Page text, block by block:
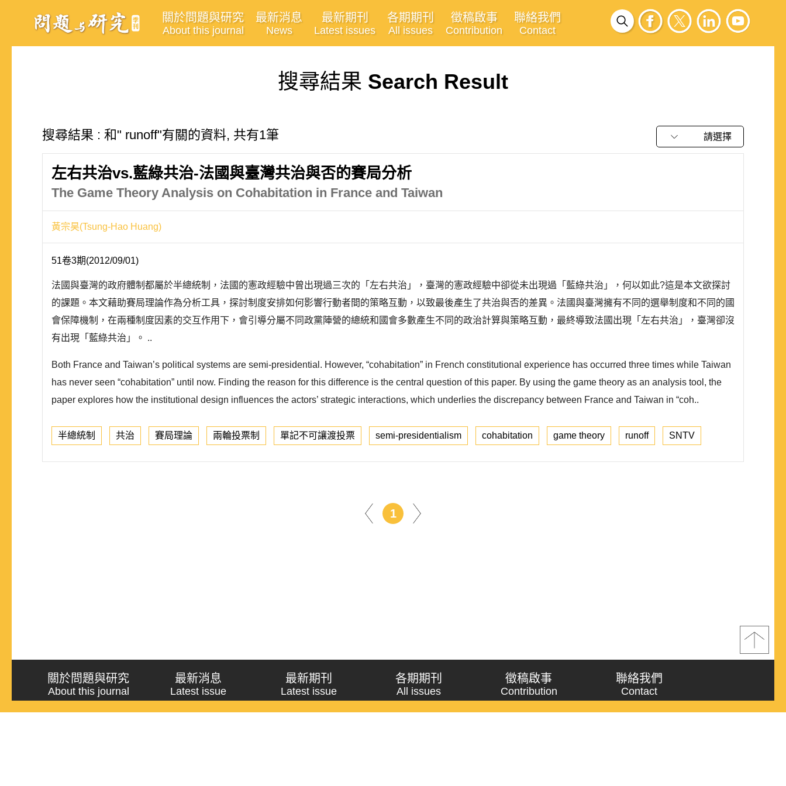
關於問題與研究
About this journal
最新消息
News
最新期刊
Latest issues
各期期刊
All issues
徵稿啟事
Contribution
聯絡我們
Contact
搜尋結果 Search Result
搜尋結果 : 和" runoff"有關的資料, 共有1筆 請選擇
左右共治vs.藍綠共治-法國與臺灣共治與否的賽局分析
The Game Theory Analysis on Cohabitation in France and Taiwan
黃宗昊(Tsung-Hao Huang)
51卷3期(2012/09/01)
法國與臺灣的政府體制都屬於半總統制，法國的憲政經驗中曾出現過三次的「左右共治」，臺灣的憲政經驗中卻從未出現過「藍綠共治」，何以如此?這是本文欲探討
的課題。本文藉助賽局理論作為分析工具，探討制度安排如何影響行動者間的策略互動，以致最後產生了共治與否的差異。法國與臺灣擁有不同的選舉制度和不同的國
會保障機制，在兩種制度因素的交互作用下，會引導分屬不同政黨陣營的總統和國會多數產生不同的政治計算與策略互動，最終導致法國出現「左右共治」，臺灣卻沒
有出現「藍綠共治」。 ..
Both France and Taiwan’s political systems are semi-presidential. However, “cohabitation” in French constitutional experience has occurred three times while Taiwan
has never seen “cohabitation” until now. Finding the reason for this difference is the central question of this paper. By using the game theory as an analysis tool, the
paper explores how the institutional design influences the actors’ strategic interactions, which underlies the discrepancy between France and Taiwan in “coh..
半總統制 共治 賽局理論 兩輪投票制 單記不可讓渡投票 semi-presidentialism cohabitation game theory runoff SNTV
1
關於問題與研究
About this journal
最新消息
Latest issue
最新期刊
Latest issue
各期期刊
All issues
徵稿啟事
Contribution
聯絡我們
Contact